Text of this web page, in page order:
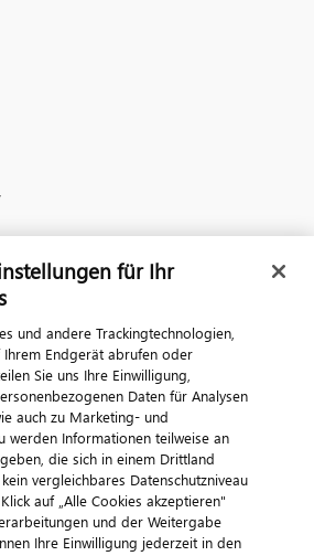
Sie uns
DatenschutzAGB Kontakt
Einstellungen
für Ihr
und andere Trackingtechnologien,
Endgerät abrufen oder
Sie uns Ihre Einwilligung,
Daten für Analysen
auch zu Marketing- und
werden Informationen teilweise an
die sich in einem Drittland
vergleichbares Datenschutzniveau
auf „Alle Cookies akzeptieren"
und der Weitergabe
Ihre Einwilligung jederzeit in den